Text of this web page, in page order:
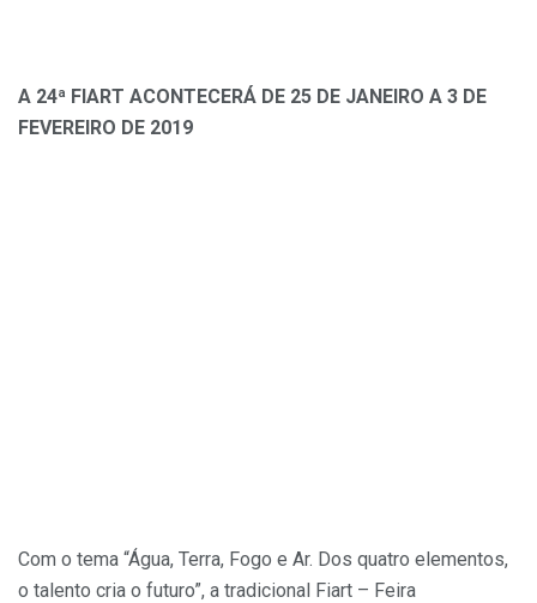
A 24ª FIART ACONTECERÁ DE 25 DE JANEIRO A 3 DE
FEVEREIRO DE 2019
Com o tema “Água, Terra, Fogo e Ar. Dos quatro elementos,
o talento cria o futuro”, a tradicional Fiart – Feira